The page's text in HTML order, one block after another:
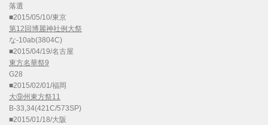
落選
■2015/05/10/東京
第12回博麗神社例大祭
な-10ab(3804C)
■2015/04/19/名古屋
東方名華祭9
G28
■2015/02/01/福岡
大⑨州東方祭11
B-33,34(421C/573SP)
■2015/01/18/大阪